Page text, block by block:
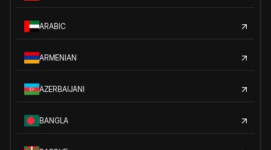
ARABIC
ARMENIAN
AZERBAIJANI
BANGLA